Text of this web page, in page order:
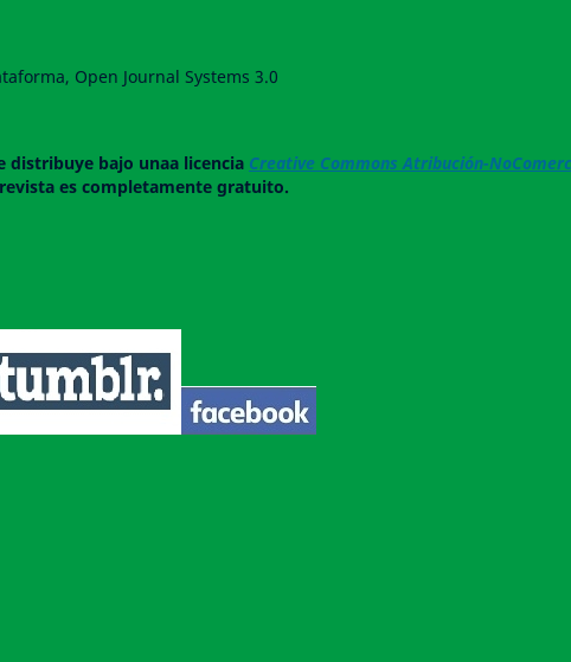
Open Journal Systems 3.0
distribuye bajo unaa licencia Creative Commons Atribución-
es completamente gratuito.